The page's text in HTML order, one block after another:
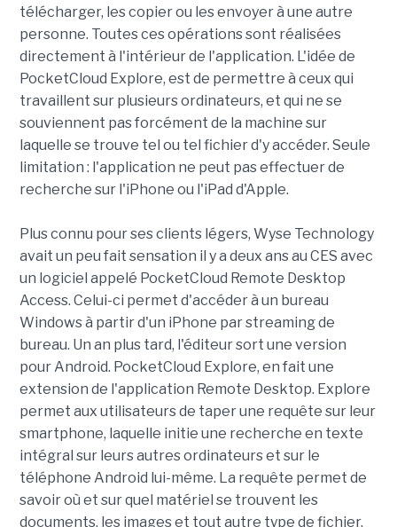
télécharger, les copier ou les envoyer à une autre
personne. Toutes ces opérations sont réalisées
directement à l'intérieur de l'application. L'idée de
PocketCloud Explore, est de permettre à ceux qui
travaillent sur plusieurs ordinateurs, et qui ne se
souviennent pas forcément de la machine sur
laquelle se trouve tel ou tel fichier d'y accéder. Seule
limitation : l'application ne peut pas effectuer de
recherche sur l'iPhone ou l'iPad d'Apple.
Plus connu pour ses clients légers, Wyse Technology
avait un peu fait sensation il y a deux ans au CES avec
un logiciel appelé PocketCloud Remote Desktop
Access. Celui-ci permet d'accéder à un bureau
Windows à partir d'un iPhone par streaming de
bureau. Un an plus tard, l'éditeur sort une version
pour Android. PocketCloud Explore, en fait une
extension de l'application Remote Desktop. Explore
permet aux utilisateurs de taper une requête sur leur
smartphone, laquelle initie une recherche en texte
intégral sur leurs autres ordinateurs et sur le
téléphone Android lui-même. La requête permet de
savoir où et sur quel matériel se trouvent les
documents, les images et tout autre type de fichier.